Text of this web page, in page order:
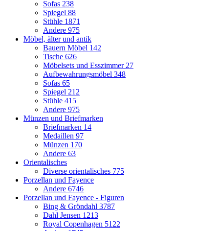
Sofas 238
Spiegel 88
Stühle 1871
Andere 975
Möbel, älter und antik
Bauern Möbel 142
Tische 626
Möbelsets und Esszimmer 27
Aufbewahrungsmöbel 348
Sofas 65
Spiegel 212
Stühle 415
Andere 975
Münzen und Briefmarken
Briefmarken 14
Medaillen 97
Münzen 170
Andere 63
Orientalisches
Diverse orientalisches 775
Porzellan und Fayence
Andere 6746
Porzellan und Fayence - Figuren
Bing & Gröndahl 3787
Dahl Jensen 1213
Royal Copenhagen 5122